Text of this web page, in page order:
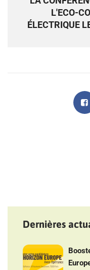
L'ECO-
ÉLECTRIQUE
Dernières